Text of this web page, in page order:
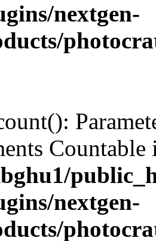
nextgen-
Countable
nextgen-